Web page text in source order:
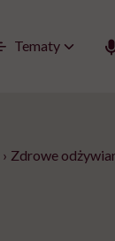
Tematy
› Zdrowe